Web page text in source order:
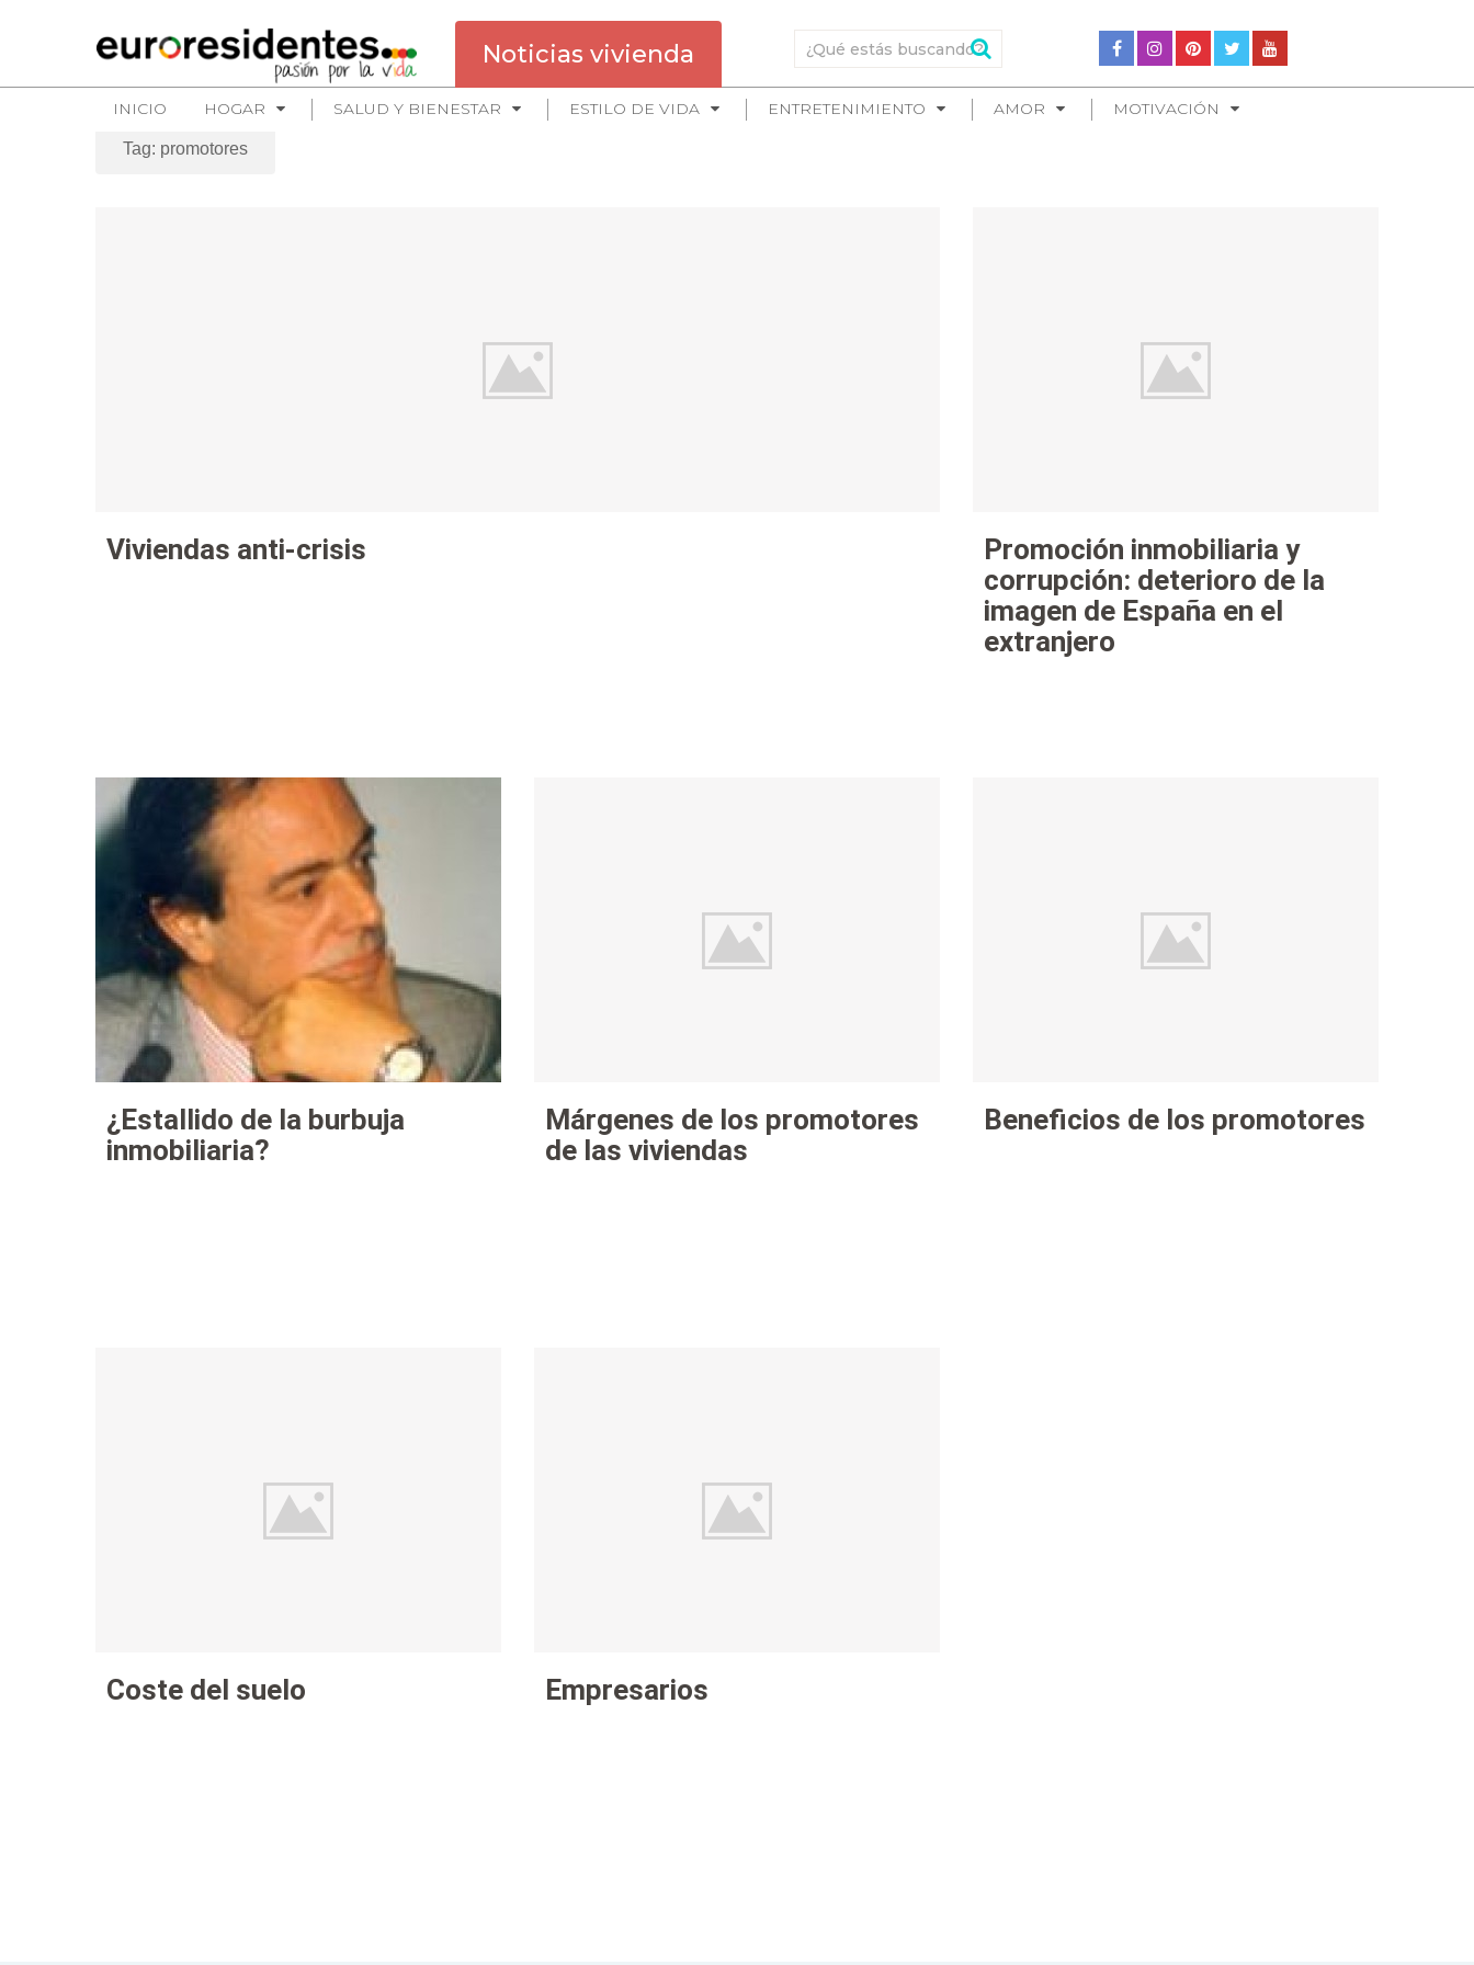
Noticias vivienda
INICIO HOGAR SALUD Y BIENESTAR ESTILO DE VIDA ENTRETENIMIENTO AMOR MOTIVACIÓN
Tag: promotores
Viviendas anti-crisis
Promoción inmobiliaria y
corrupción: deterioro de la
imagen de España en el
extranjero
¿Estallido de la burbuja
inmobiliaria?
Márgenes de los promotores
de las viviendas
Beneficios de los promotores
Coste del suelo Empresarios